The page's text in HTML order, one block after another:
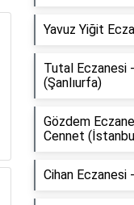
Yavuz Yiğit
Tutal Eczanesi
(Şanlıurfa)
Gözdem
Cennet
Cihan Eczanesi